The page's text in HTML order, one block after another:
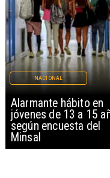
Alarmante hábito en
jóvenes de 13 a 15
según encuesta del
Minsal
NACIONAL